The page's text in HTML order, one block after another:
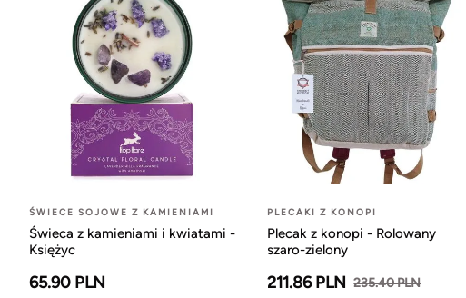
ŚWIECE SOJOWE Z KAMIENIAMI
Świeca z kamieniami i kwiatami -
Księżyc
65.90 PLN
PLECAKI Z KONOPI
Plecak z konopi - Rolowany
szaro-zielony
211.86 PLN 235.40 PLN